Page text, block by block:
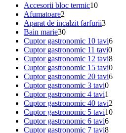
Accesorii bloc termic10
Afumatoare2
Aparat de incalzit farfurii3
Bain marie30
Cuptor gastronomic 10 tavi6
Cuptor gastronomic 11 tavi0
Cuptor gastronomic 12 tavi8
Cuptor gastronomic 15 tavi0
Cuptor gastronomic 20 tavi6
Cuptor gastronomic 3 tavi0
Cuptor gastronomic 4 tavi1
Cuptor gastronomic 40 tavi2
Cuptor gastronomic 5 tavi10
Cuptor gastronomic 6 tavi6
Cuptor gastronomic 7 tavi8